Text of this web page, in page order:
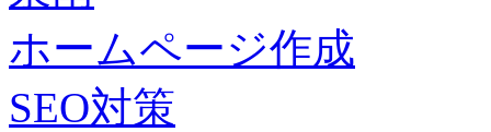
ホームページ作成
SEO対策